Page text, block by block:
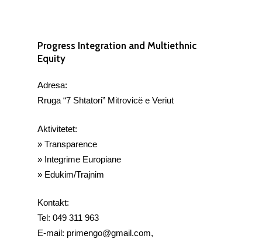
Progress Integration and Multiethnic
Equity
Adresa:
Rruga “7 Shtatori” Mitrovicë e Veriut
Aktivitetet:
» Transparence
» Integrime Europiane
» Edukim/Trajnim
Kontakt:
Tel: 049 311 963
E-mail: primengo@gmail.com,